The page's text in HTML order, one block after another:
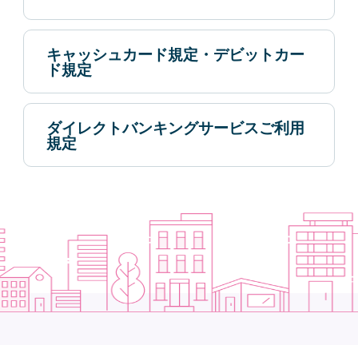
キャッシュカード規定・デビットカー
ド規定
ダイレクトバンキングサービスご利用
規定